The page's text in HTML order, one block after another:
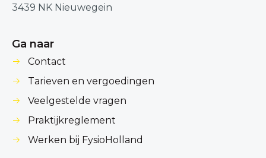
3439 NK Nieuwegein
Ga naar
Contact
Tarieven en vergoedingen
Veelgestelde vragen
Praktijkreglement
Werken bij FysioHolland